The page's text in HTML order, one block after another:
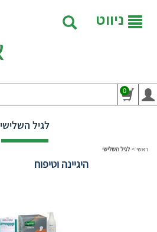
ניווט
0
לגיל השלישי
ראשי > לגיל השלישי
היגיינה וטיפוח